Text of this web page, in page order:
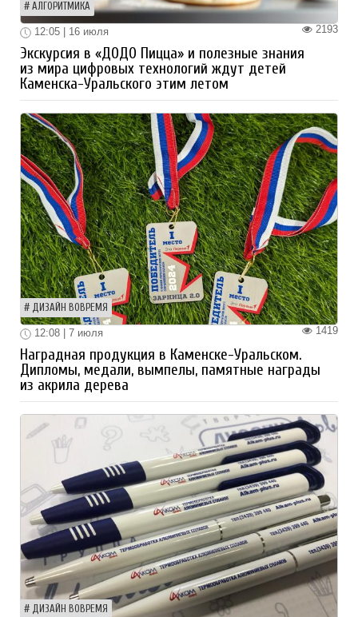
АЛГОРИТМИКА
2193
12:05 | 16 июля
Экскурсия в «ДОДО Пицца» и полезные знания
из мира цифровых технологий ждут детей
Каменска-Уральского этим летом
ДИЗАЙН ВОВРЕМЯ
1419
12:08 | 7 июля
Наградная продукция в Каменске-Уральском.
Дипломы, медали, вымпелы, памятные награды
из акрила дерева
ДИЗАЙН ВОВРЕМЯ